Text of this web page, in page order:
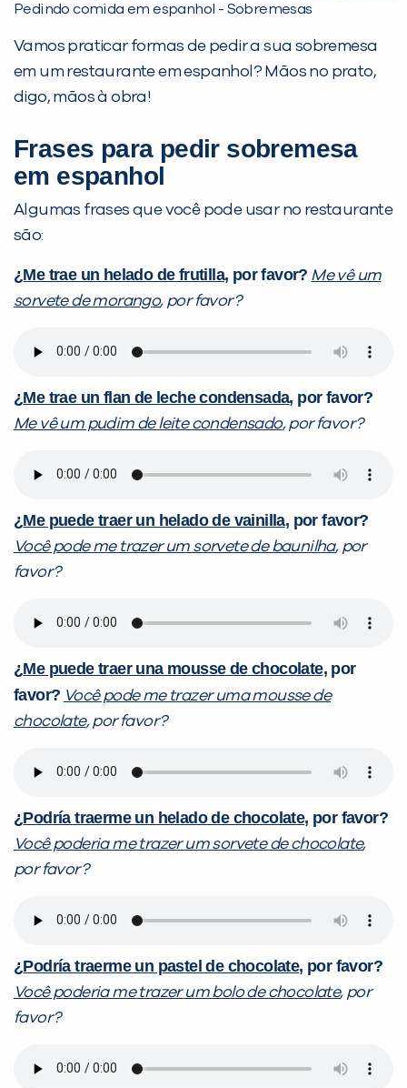
Pedindo comida em espanhol - Sobremesas
Vamos praticar formas de pedir a sua sobremesa
em um restaurante em espanhol? Mãos no prato,
digo, mãos à obra!
Frases para pedir sobremesa
em espanhol
Algumas frases que você pode usar no restaurante
são:
¿Me trae un helado de frutilla, por favor? Me vê um
sorvete de morango, por favor?
¿Me trae un flan de leche condensada, por favor?
Me vê um pudim de leite condensado, por favor?
¿Me puede traer un helado de vainilla, por favor?
Você pode me trazer um sorvete de baunilha, por
favor?
¿Me puede traer una mousse de chocolate, por
favor? Você pode me trazer uma mousse de
chocolate, por favor?
¿Podría traerme un helado de chocolate, por favor?
Você poderia me trazer um sorvete de chocolate,
por favor?
¿Podría traerme un pastel de chocolate, por favor?
Você poderia me trazer um bolo de chocolate, por
favor?